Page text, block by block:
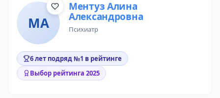
МА
Ментуз Алина
Александровна
психиатр
6 лет подряд №1 в рейтинге
Выбор рейтинга 2025